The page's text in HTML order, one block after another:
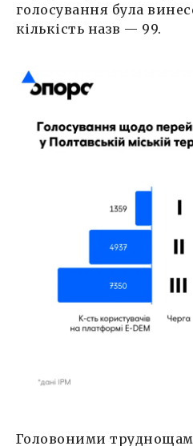
голосування була
кількість назв — 99.
Головоними